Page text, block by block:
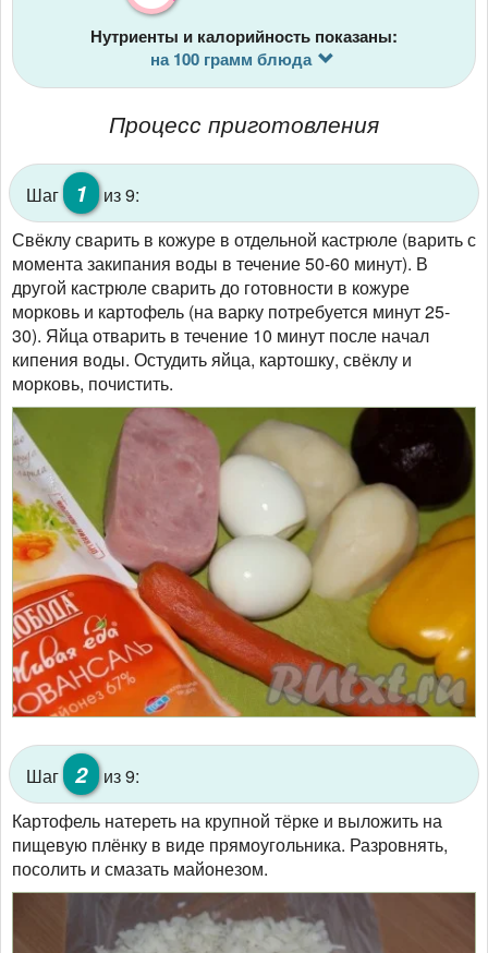
Нутриенты и калорийность показаны:
на 100 грамм блюда
Процесс приготовления
Шаг 1
из 9:
Свёклу сварить в кожуре в отдельной кастрюле (варить с
момента закипания воды в течение 50-60 минут). В
другой кастрюле сварить до готовности в кожуре
морковь и картофель (на варку потребуется минут 25-
30). Яйца отварить в течение 10 минут после начал
кипения воды. Остудить яйца, картошку, свёклу и
морковь, почистить.
Шаг 2
из 9:
Картофель натереть на крупной тёрке и выложить на
пищевую плёнку в виде прямоугольника. Разровнять,
посолить и смазать майонезом.